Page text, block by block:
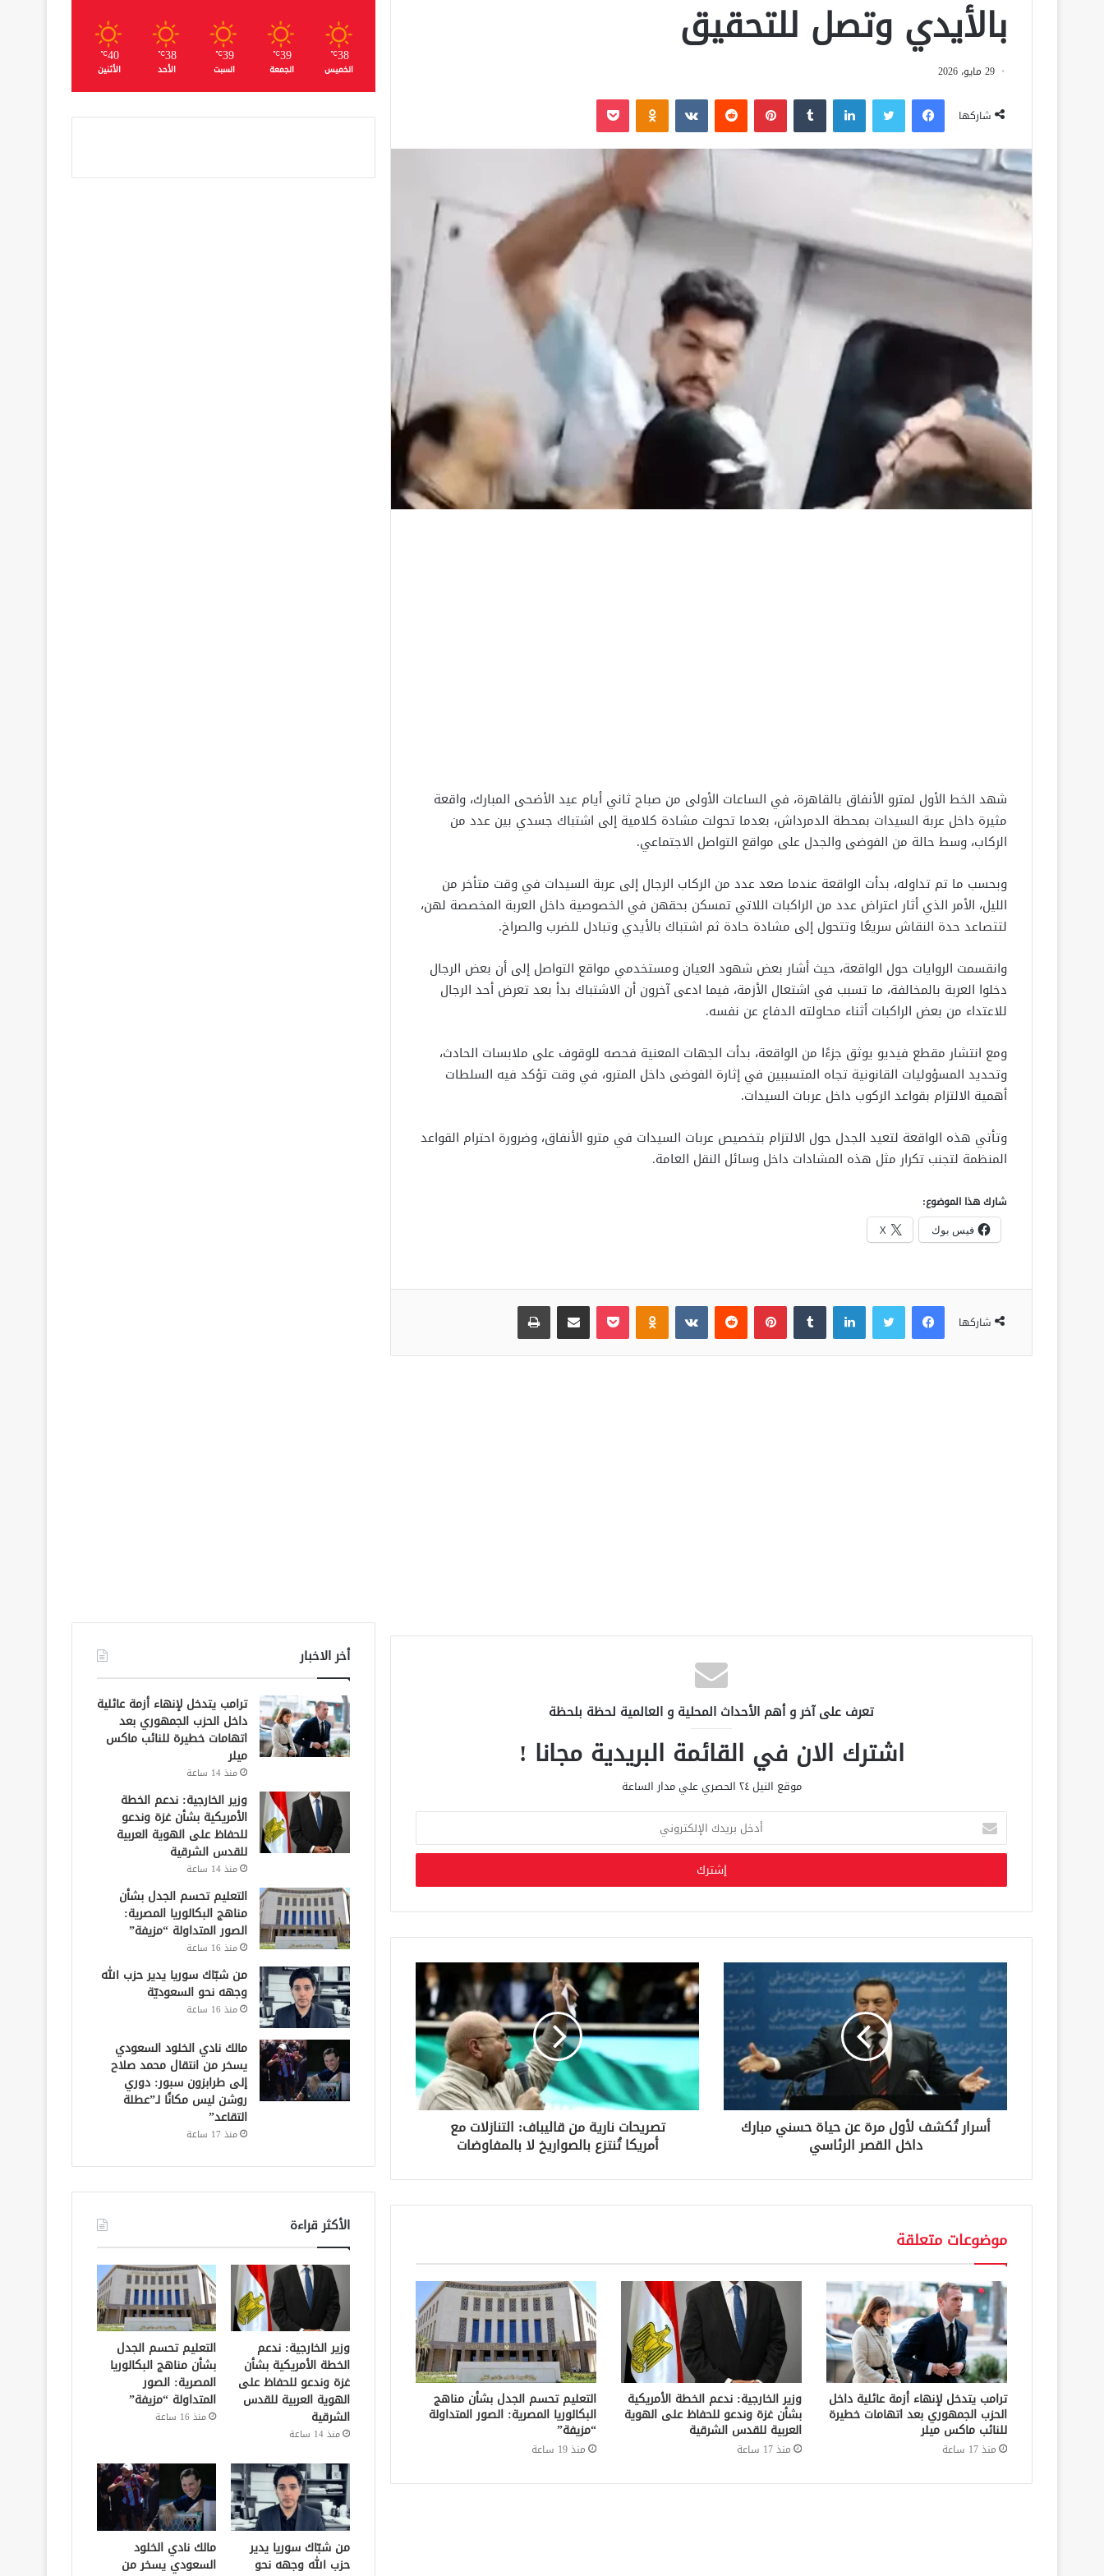
بالأيدي وتصل للتحقيق
29 مايو، 2026
شاركها
فيسبوك لينكدإن بينتيريست
شهد الخط الأول لمترو الأنفاق بالقاهرة، في الساعات الأولى من صباح ثاني أيام عيد الأضحى المبارك، واقعة
مثيرة داخل عربة السيدات بمحطة الدمرداش، بعدما تحولت مشادة كلامية إلى اشتباك جسدي بين عدد من
الركاب، وسط حالة من الفوضى والجدل على مواقع التواصل الاجتماعي.
وبحسب ما تم تداوله، بدأت الواقعة عندما صعد عدد من الركاب الرجال إلى عربة السيدات في وقت متأخر من
الليل، الأمر الذي أثار اعتراض عدد من الراكبات اللاتي تمسكن بحقهن في الخصوصية داخل العربة المخصصة لهن،
لتتصاعد حدة النقاش سريعًا وتتحول إلى مشادة حادة ثم اشتباك بالأيدي وتبادل للضرب والصراخ.
وانقسمت الروايات حول الواقعة، حيث أشار بعض شهود العيان ومستخدمي مواقع التواصل إلى أن بعض الرجال
دخلوا العربة بالمخالفة، ما تسبب في اشتعال الأزمة، فيما ادعى آخرون أن الاشتباك بدأ بعد تعرض أحد الرجال
للاعتداء من بعض الراكبات أثناء محاولته الدفاع عن نفسه.
ومع انتشار مقطع فيديو يوثق جزءًا من الواقعة، بدأت الجهات المعنية فحصه للوقوف على ملابسات الحادث،
وتحديد المسؤوليات القانونية تجاه المتسببين في إثارة الفوضى داخل المترو، في وقت تؤكد فيه السلطات
أهمية الالتزام بقواعد الركوب داخل عربات السيدات.
وتأتي هذه الواقعة لتعيد الجدل حول الالتزام بتخصيص عربات السيدات في مترو الأنفاق، وضرورة احترام القواعد
المنظمة لتجنب تكرار مثل هذه المشادات داخل وسائل النقل العامة.
شارك هذا الموضوع:
فيس بوك X
شاركها
فيسبوك لينكدإن بينتيريست بوكيت
تعرف على آخر و أهم الأحداث المحلية و العالمية لحظة بلحظة
اشترك الان في القائمة البريدية مجانا !
موقع النيل ٢٤ الحصري علي مدار الساعة
خ
ب
ر
د
ك
ا
ل
إ
ل
ك
ت
ر
و
ن
أسرار تُكشف لأول مرة عن حياة حسني مبارك
داخل القصر الرئاسي
تصريحات نارية من قاليباف: التنازلات مع
أمريكا تُنتزع بالصواريخ لا بالمفاوضات
موضوعات متعلقة
ترامب يتدخل لإنهاء أزمة عائلية داخل
الحزب الجمهوري بعد اتهامات خطيرة
للنائب ماكس ميلر
منذ 17 ساعة
وزير الخارجية: ندعم الخطة الأمريكية
بشأن غزة وندعو للحفاظ على الهوية
العربية للقدس الشرقية
منذ 17 ساعة
التعليم تحسم الجدل بشأن مناهج
البكالوريا المصرية: الصور المتداولة
“مزيفة”
منذ 19 ساعة
38
℃
الخميس
39
℃
الجمعة
39
℃
السبت
38
℃
الأحد
40
℃
الأثنين
أخر الاخبار
ترامب يتدخل لإنهاء أزمة عائلية
داخل الحزب الجمهوري بعد
اتهامات خطيرة للنائب ماكس
ميلر
منذ 14 ساعة
وزير الخارجية: ندعم الخطة
الأمريكية بشأن غزة وندعو
للحفاظ على الهوية العربية
للقدس الشرقية
منذ 14 ساعة
التعليم تحسم الجدل بشأن
مناهج البكالوريا المصرية:
الصور المتداولة “مزيفة”
منذ 16 ساعة
من شبّاك سوريا يدير حزب الله
وجهه نحو السعوديّة
منذ 16 ساعة
مالك نادي الخلود السعودي
يسخر من انتقال محمد صلاح
إلى طرابزون سبور: دوري
روشن ليس مكانًا لـ”عطلة
التقاعد”
منذ 17 ساعة
الأكثر قراءة
وزير الخارجية: ندعم
الخطة الأمريكية بشأن
غزة وندعو للحفاظ على
الهوية العربية للقدس
الشرقية
منذ 14 ساعة
التعليم تحسم الجدل
بشأن مناهج البكالوريا
المصرية: الصور
المتداولة “مزيفة”
منذ 16 ساعة
من شبّاك سوريا يدير
حزب الله وجهه نحو
مالك نادي الخلود
السعودي يسخر من